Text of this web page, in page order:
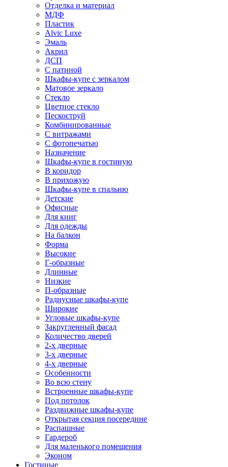
Отделка и материал
МДФ
Пластик
Alvic Luxe
Эмаль
Акрил
ДСП
С патиной
Шкафы-купе с зеркалом
Матовое зеркало
Стекло
Цветное стекло
Пескоструй
Комбинированные
С витражами
С фотопечатью
Назначение
Шкафы-купе в гостиную
В коридор
В прихожую
Шкафы-купе в спальню
Детские
Офисные
Для книг
Для одежды
На балкон
Форма
Высокие
Г-образные
Длинные
Низкие
П-образные
Радиусные шкафы-купе
Широкие
Угловые шкафы-купе
Закругленный фасад
Количество дверей
2-х дверные
3-х дверные
4-х дверные
Особенности
Во всю стену
Встроенные шкафы-купе
Под потолок
Раздвижные шкафы-купе
Открытая секция посередине
Распашные
Гардероб
Для маленького помещения
Эконом
Гостиные